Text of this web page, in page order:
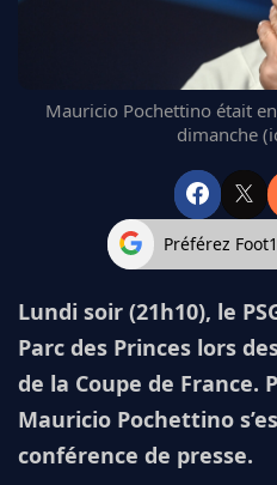
Mauricio Pochettino était
dimanche
Préférez
Lundi soir (21h10), le
Parc des Princes lors
de la Coupe de France.
Mauricio Pochettino
conférence de presse.